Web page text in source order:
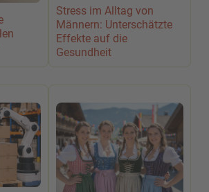
Stress im Alltag von
Männern: Unterschätzte
Effekte auf die
Gesundheit